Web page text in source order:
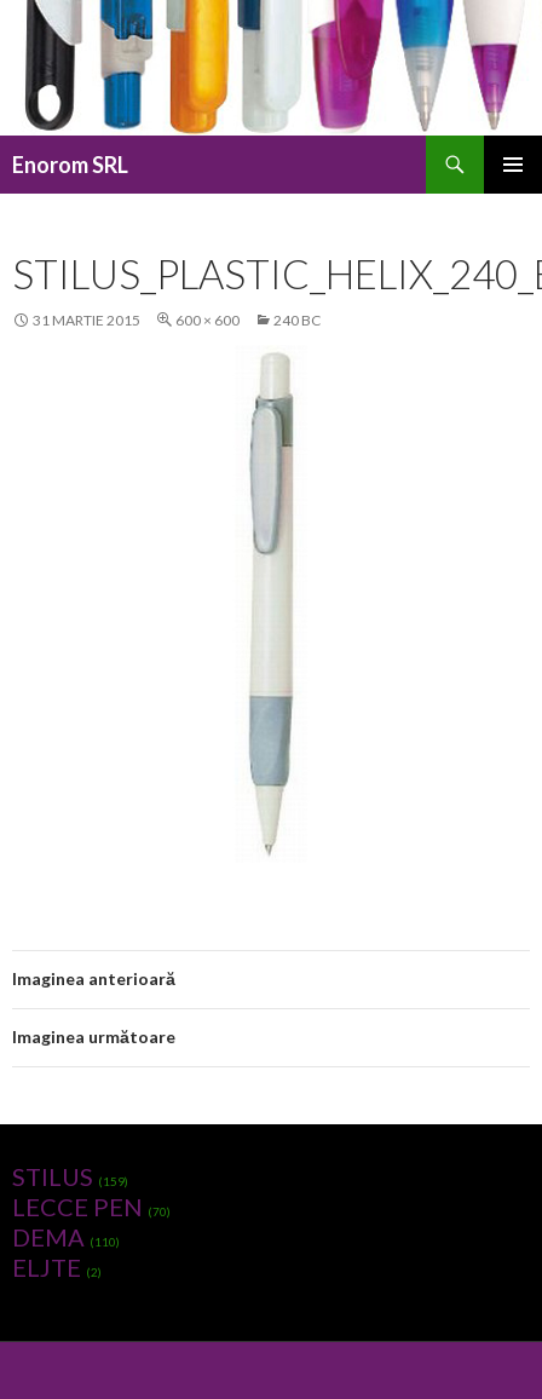
Enorom SRL
31 MARTIE 2015 600 × 600 240 BC
Imaginea anterioară
Imaginea următoare
STILUS (159)
LECCE PEN (70)
DEMA (110)
ELJTE (2)